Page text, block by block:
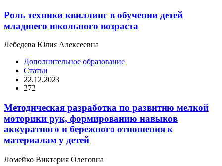
Роль техники квиллинг в обучении детей
младшего школьного возраста
Лебедева Юлия Алексеевна
Дополнительное образование
Статьи
22.12.2023
272
Методическая разработка по развитию мелкой
моторики рук, формированию навыков
аккуратного и бережного отношения к
материалам у детей
Ломейко Виктория Олеговна